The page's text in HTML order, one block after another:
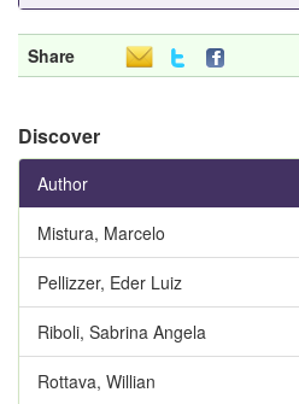
Share
Discover
Author
Mistura, Marcelo
Pellizzer, Eder Luiz
Riboli, Sabrina Angela
Rottava, Willian